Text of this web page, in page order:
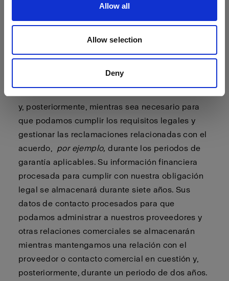
Allow all
Allow selection
Deny
tenga una cuenta de Profoto, y durante un
período de dos años a partir de entonces, a
menos que nos haya notificado que no desea
recibir ningún tipo de marketing por nuestra
que podamos cumplir los acuerdos suscritos con
y, posteriormente, mientras sea necesario para
que podamos cumplir los requisitos legales y
gestionar las reclamaciones relacionadas con el
acuerdo, por ejemplo, durante los periodos de
garantía aplicables. Su información financiera
procesada para cumplir con nuestra obligación
legal se almacenará durante siete años. Sus
datos de contacto procesados para que
podamos administrar a nuestros proveedores y
otras relaciones comerciales se almacenarán
mientras mantengamos una relación con el
proveedor o contacto comercial en cuestión y,
posteriormente, durante un periodo de dos años.